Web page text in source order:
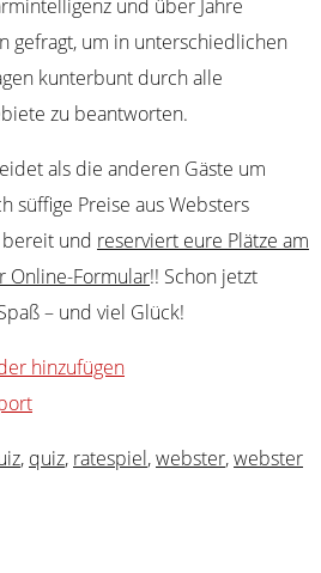
und über Jahre
gefragt, um in unterschiedlichen
kunterbunt durch alle
zu beantworten.
als die anderen Gäste um
süffige Preise aus Websters
und reserviert eure Plätze am
Online-Formular!! Schon jetzt
– und viel Glück!
hinzufügen
, quiz, ratespiel,webster,webster